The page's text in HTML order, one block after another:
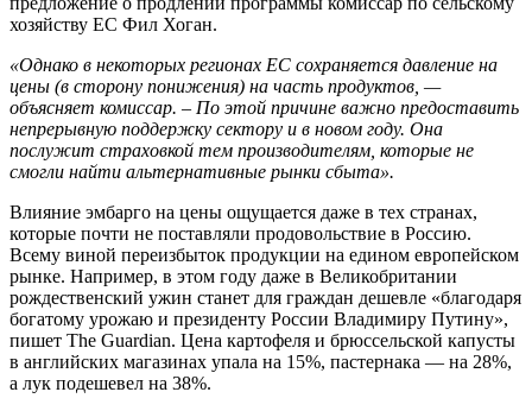
хозяйству ЕС Фил Хоган.
«Однако в некоторых регионах ЕС сохраняется давление на
цены (в сторону понижения) на часть продуктов, —
объясняет комиссар. – По этой причине важно предоставить
непрерывную поддержку сектору и в новом году. Она
послужит страховкой тем производителям, которые не
смогли найти альтернативные рынки сбыта».
Влияние эмбарго на цены ощущается даже в тех странах,
которые почти не поставляли продовольствие в Россию.
Всему виной переизбыток продукции на едином европейском
рынке. Например, в этом году даже в Великобритании
рождественский ужин станет для граждан дешевле «благодаря
богатому урожаю и президенту России Владимиру Путину»,
пишет The Guardian. Цена картофеля и брюссельской капусты
в английских магазинах упала на 15%, пастернака — на 28%,
а лук подешевел на 38%.